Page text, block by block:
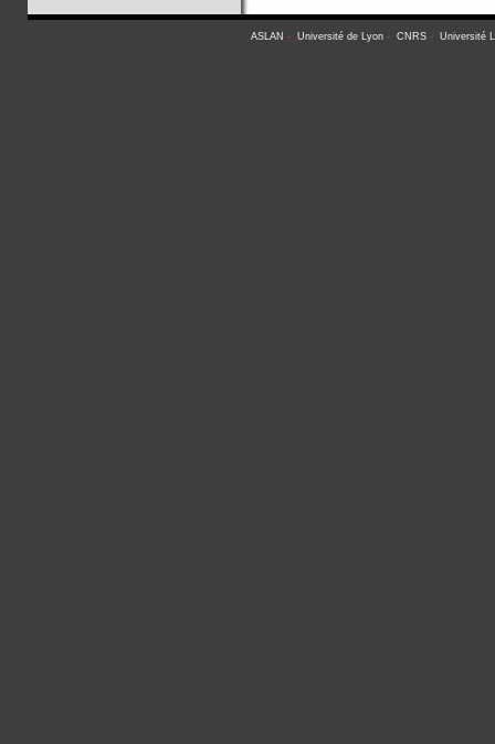
ASLAN - Université de Lyon- CNRS- Université